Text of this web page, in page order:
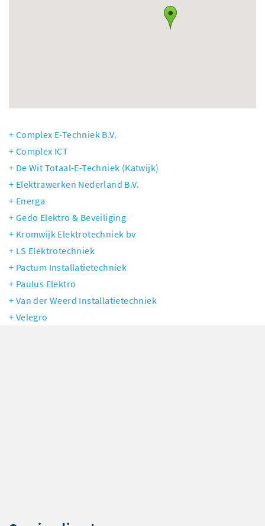
Complex E-Techniek B.V.
Complex ICT
De Wit Totaal-E-Techniek (Katwijk)
Elektrawerken Nederland B.V.
Energa
Gedo Elektro & Beveiliging
Kromwijk Elektrotechniek bv
LS Elektrotechniek
Pactum Installatietechniek
Paulus Elektro
Van der Weerd Installatietechniek
Velegro